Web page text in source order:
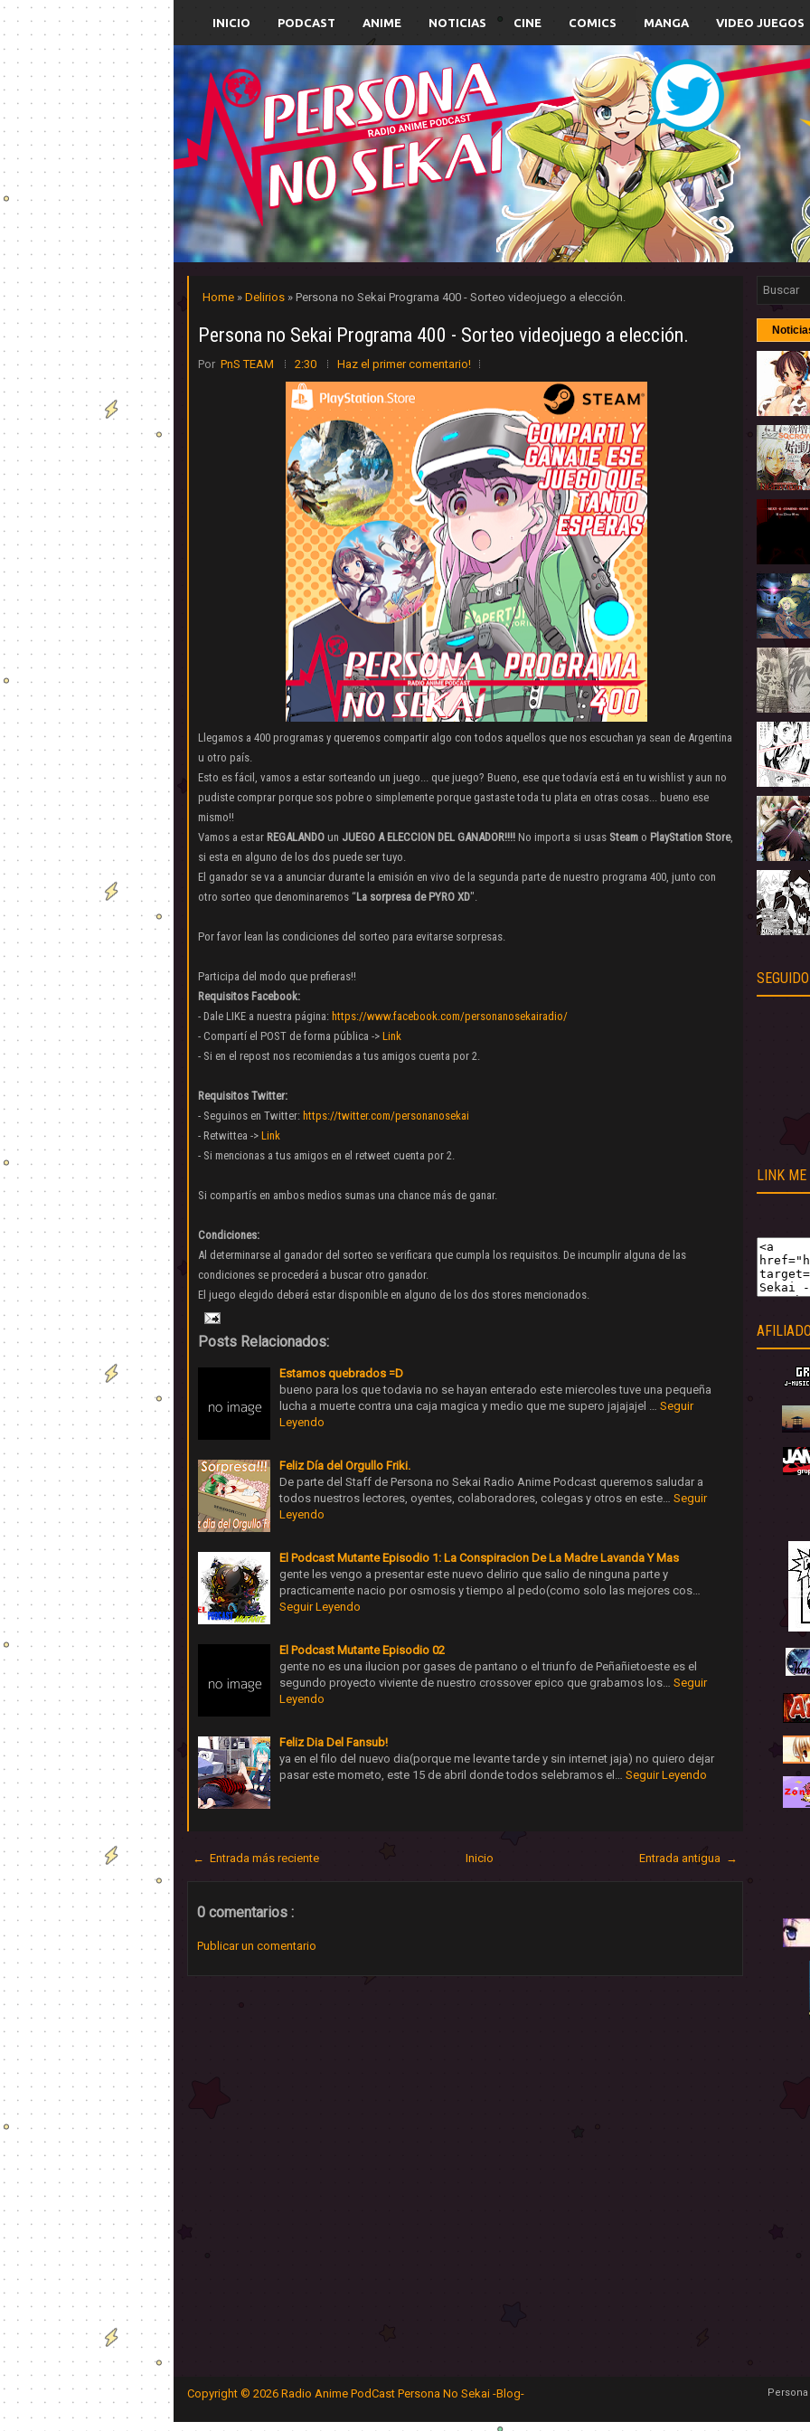
INICIO PODCAST ANIME NOTICIAS CINE COMICS MANGA VIDEO JUEGOS
Home » Delirios » Persona no Sekai Programa 400 - Sorteo videojuego a elección.
Persona no Sekai Programa 400 - Sorteo videojuego a elección.
Por PnS TEAM 2:30 Haz el primer comentario!
Llegamos a 400 programas y queremos compartir algo con todos aquellos que nos escuchan ya sean de Argentina
u otro país.
Esto es fácil, vamos a estar sorteando un juego... que juego? Bueno, ese que todavía está en tu wishlist y aun no
pudiste comprar porque sos pobre o simplemente porque gastaste toda tu plata en otras cosas... bueno ese
mismo!!
Vamos a estar REGALANDO un JUEGO A ELECCION DEL GANADOR!!!! No importa si usas Steam o PlayStation Store,
si esta en alguno de los dos puede ser tuyo.
El ganador se va a anunciar durante la emisión en vivo de la segunda parte de nuestro programa 400, junto con
otro sorteo que denominaremos “La sorpresa de PYRO XD".
Por favor lean las condiciones del sorteo para evitarse sorpresas.
Participa del modo que prefieras!!
Requisitos Facebook:
- Dale LIKE a nuestra página: https://www.facebook.com/personanosekairadio/
- Compartí el POST de forma pública -> Link
- Si en el repost nos recomiendas a tus amigos cuenta por 2.
Requisitos Twitter:
- Seguinos en Twitter: https://twitter.com/personanosekai
- Retwittea -> Link
- Si mencionas a tus amigos en el retweet cuenta por 2.
Si compartís en ambos medios sumas una chance más de ganar.
Condiciones:
Al determinarse al ganador del sorteo se verificara que cumpla los requisitos. De incumplir alguna de las
condiciones se procederá a buscar otro ganador.
El juego elegido deberá estar disponible en alguno de los dos stores mencionados.
Posts Relacionados:
Estamos quebrados =D
bueno para los que todavia no se hayan enterado este miercoles tuve una pequeña
lucha a muerte contra una caja magica y medio que me supero jajajajel … Seguir
Leyendo
Feliz Día del Orgullo Friki.
De parte del Staff de Persona no Sekai Radio Anime Podcast queremos saludar a
todos nuestros lectores, oyentes, colaboradores, colegas y otros en este… Seguir
Leyendo
El Podcast Mutante Episodio 1: La Conspiracion De La Madre Lavanda Y Mas
gente les vengo a presentar este nuevo delirio que salio de ninguna parte y
practicamente nacio por osmosis y tiempo al pedo(como solo las mejores cos…
Seguir Leyendo
El Podcast Mutante Episodio 02
gente no es una ilucion por gases de pantano o el triunfo de Peñañietoeste es el
segundo proyecto viviente de nuestro crossover epico que grabamos los… Seguir
Leyendo
Feliz Dia Del Fansub!
ya en el filo del nuevo dia(porque me levante tarde y sin internet jaja) no quiero dejar
pasar este mometo, este 15 de abril donde todos selebramos el… Seguir Leyendo
← Entrada más reciente Entrada antigua →
Inicio
0 comentarios :
Publicar un comentario
LINK ME
Copyright © 2026 Radio Anime PodCast Persona No Sekai -Blog-